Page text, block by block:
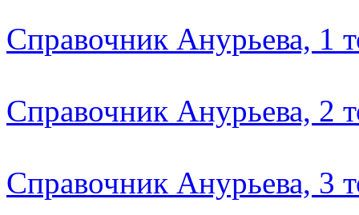
Справочник Анурьева, 1
Справочник Анурьева, 2
Справочник Анурьева, 3